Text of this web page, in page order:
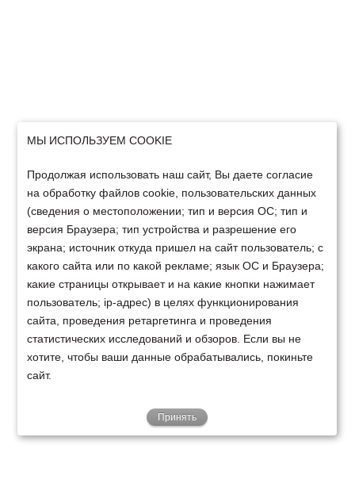
МЫ ИСПОЛЬЗУЕМ COOKIE
Продолжая использовать наш сайт, Вы даете согласие
на обработку файлов cookie, пользовательских данных
(сведения о местоположении; тип и версия ОС; тип и
версия Браузера; тип устройства и разрешение его
экрана; источник откуда пришел на сайт пользователь; с
какого сайта или по какой рекламе; язык ОС и Браузера;
какие страницы открывает и на какие кнопки нажимает
пользователь; ip-адрес) в целях функционирования
сайта, проведения ретаргетинга и проведения
статистических исследований и обзоров. Если вы не
хотите, чтобы ваши данные обрабатывались, покиньте
сайт.
Принять